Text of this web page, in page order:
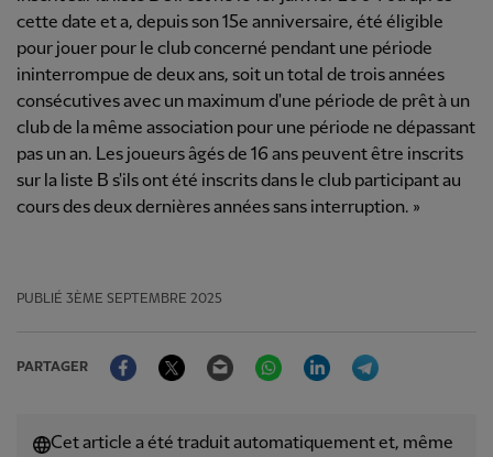
cette date et a, depuis son 15e anniversaire, été éligible
pour jouer pour le club concerné pendant une période
ininterrompue de deux ans, soit un total de trois années
consécutives avec un maximum d'une période de prêt à un
club de la même association pour une période ne dépassant
pas un an. Les joueurs âgés de 16 ans peuvent être inscrits
sur la liste B s'ils ont été inscrits dans le club participant au
cours des deux dernières années sans interruption. »
PUBLIÉ 3ÈME SEPTEMBRE 2025
PARTAGER
FacebookTwitter Email WhatsAppLinkedIn
Cet article a été traduit automatiquement et, même